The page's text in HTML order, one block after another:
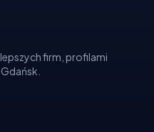
firm, profilami